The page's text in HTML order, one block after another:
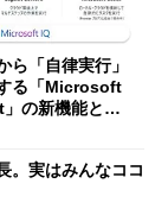
ら「自律実行」
る「Microsoft
の新機能とエ
。実はみんなココ